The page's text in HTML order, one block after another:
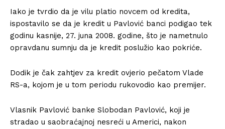
Iako je tvrdio da je vilu platio novcem od kredita,
ispostavilo se da je kredit u Pavlović banci podigao tek
godinu kasnije, 27. juna 2008. godine, što je nametnulo
opravdanu sumnju da je kredit poslužio kao pokriće.
Dodik je čak zahtjev za kredit ovjerio pečatom Vlade
RS-a, kojom je u tom periodu rukovodio kao premijer.
Vlasnik Pavlović banke Slobodan Pavlović, koji je
stradao u saobraćajnoj nesreći u Americi, nakon